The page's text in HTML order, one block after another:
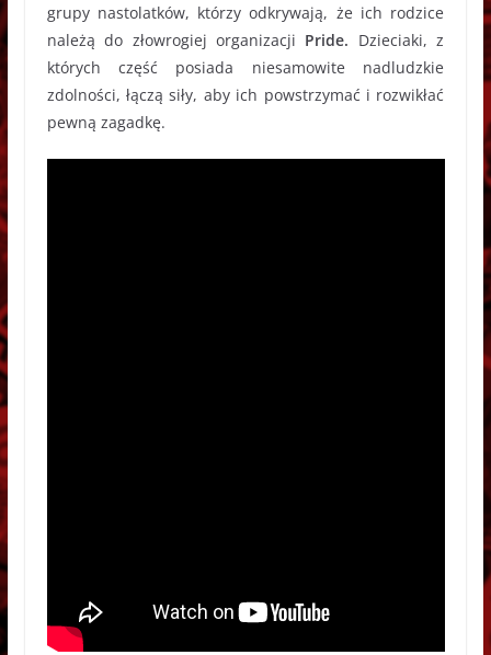
grupy nastolatków, którzy odkrywają, że ich rodzice
należą do złowrogiej organizacji Pride. Dzieciaki, z
których część posiada niesamowite nadludzkie
zdolności, łączą siły, aby ich powstrzymać i rozwikłać
pewną zagadkę.